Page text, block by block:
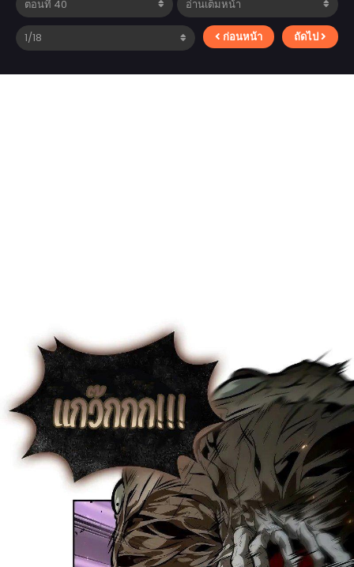
ก่อนหน้า ถัดไป